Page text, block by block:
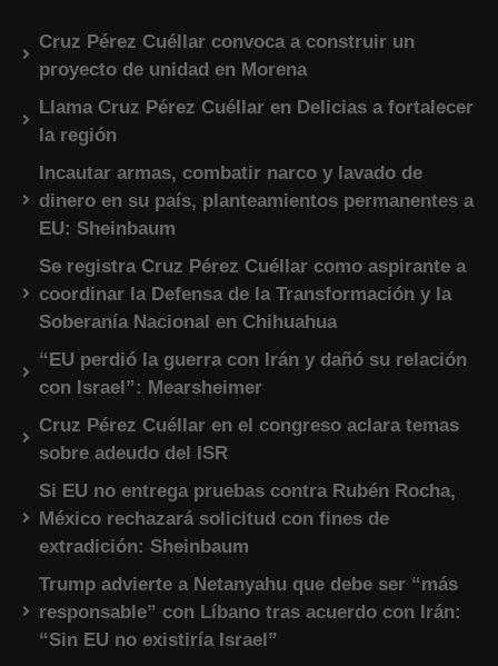
Cruz Pérez Cuéllar convoca a construir un
proyecto de unidad en Morena
Llama Cruz Pérez Cuéllar en Delicias a fortalecer
la región
Incautar armas, combatir narco y lavado de
dinero en su país, planteamientos permanentes a
EU: Sheinbaum
Se registra Cruz Pérez Cuéllar como aspirante a
coordinar la Defensa de la Transformación y la
Soberanía Nacional en Chihuahua
“EU perdió la guerra con Irán y dañó su relación
con Israel”: Mearsheimer
Cruz Pérez Cuéllar en el congreso aclara temas
sobre adeudo del ISR
Si EU no entrega pruebas contra Rubén Rocha,
México rechazará solicitud con fines de
extradición: Sheinbaum
Trump advierte a Netanyahu que debe ser “más
responsable” con Líbano tras acuerdo con Irán:
“Sin EU no existiría Israel”